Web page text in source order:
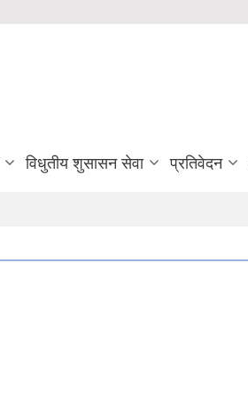
विधुतीय शुसासन सेवा प्रतिवेदन